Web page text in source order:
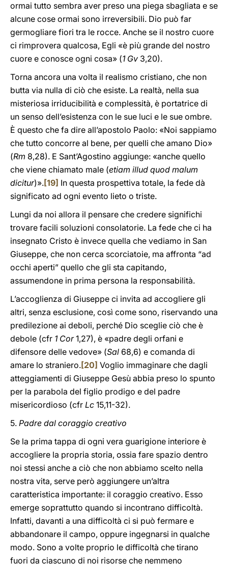
ormai tutto sembra aver preso una piega sbagliata e se
alcune cose ormai sono irreversibili. Dio può far
germogliare fiori tra le rocce. Anche se il nostro cuore
ci rimprovera qualcosa, Egli «è più grande del nostro
cuore e conosce ogni cosa» (1 Gv 3,20).
Torna ancora una volta il realismo cristiano, che non
butta via nulla di ciò che esiste. La realtà, nella sua
misteriosa irriducibilità e complessità, è portatrice di
un senso dell’esistenza con le sue luci e le sue ombre.
È questo che fa dire all’apostolo Paolo: «Noi sappiamo
che tutto concorre al bene, per quelli che amano Dio»
(Rm 8,28). E Sant’Agostino aggiunge: «anche quello
che viene chiamato male (etiam illud quod malum
dicitur)».[19] In questa prospettiva totale, la fede dà
significato ad ogni evento lieto o triste.
Lungi da noi allora il pensare che credere significhi
trovare facili soluzioni consolatorie. La fede che ci ha
insegnato Cristo è invece quella che vediamo in San
Giuseppe, che non cerca scorciatoie, ma affronta “ad
occhi aperti” quello che gli sta capitando,
assumendone in prima persona la responsabilità.
L’accoglienza di Giuseppe ci invita ad accogliere gli
altri, senza esclusione, così come sono, riservando una
predilezione ai deboli, perché Dio sceglie ciò che è
debole (cfr 1 Cor1,27), è «padre degli orfani e
difensore delle vedove» (Sal 68,6) e comanda di
amare lo straniero.[20] Voglio immaginare che dagli
atteggiamenti di Giuseppe Gesù abbia preso lo spunto
per la parabola del figlio prodigo e del padre
misericordioso (cfr Lc 15,11-32).
5. Padre dal coraggio creativo
Se la prima tappa di ogni vera guarigione interiore è
accogliere la propria storia, ossia fare spazio dentro
noi stessi anche a ciò che non abbiamo scelto nella
nostra vita, serve però aggiungere un’altra
caratteristica importante: il coraggio creativo. Esso
emerge soprattutto quando si incontrano difficoltà.
Infatti, davanti a una difficoltà ci si può fermare e
abbandonare il campo, oppure ingegnarsi in qualche
modo. Sono a volte proprio le difficoltà che tirano
fuori da ciascuno di noi risorse che nemmeno